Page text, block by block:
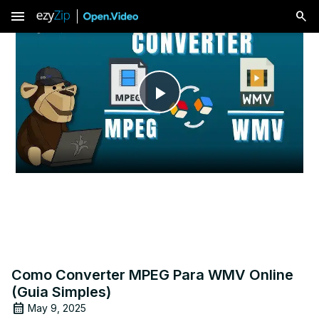
menu
Play
Video
Como Converter MPEG Para WMV Online
(Guia Simples)
May 9, 2025